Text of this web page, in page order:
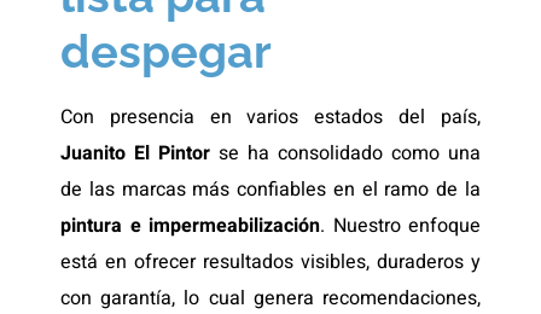
despegar
Con presencia en varios estados del país,
Juanito El Pintor se ha consolidado como una
de las marcas más confiables en el ramo de la
pintura e impermeabilización. Nuestro enfoque
está en ofrecer resultados visibles, duraderos y
con garantía, lo cual genera recomendaciones,